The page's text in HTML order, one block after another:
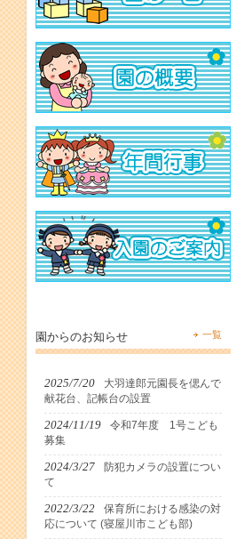
園からのお知らせ 一覧
2025/7/20
大羽達郎元園長を偲んで
献花台、記帳台の設置
2024/11/19
令和7年度 1号こども
募集
2024/3/27
防犯カメラの設置につい
て
2022/3/22
保育所における感染の対
応について (寝屋川市こども部)